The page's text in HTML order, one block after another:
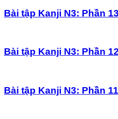
Bài tập Kanji N3: Phần
Bài tập Kanji N3: Phần
Bài tập Kanji N3: Phần